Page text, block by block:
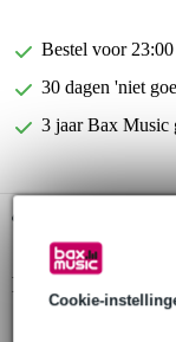
Cookie-
Bestel voor
30 dagen 'niet
3 jaar Bax Music